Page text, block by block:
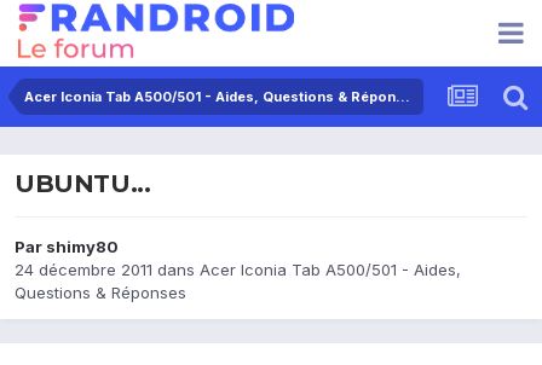
Acer Iconia Tab A500/501 - Aides, Questions & Réponses
UBUNTU...
Par shimy80
24 décembre 2011 dans Acer Iconia Tab A500/501 - Aides,
Questions & Réponses